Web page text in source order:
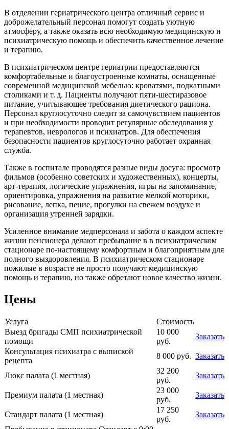
В отделении гериатрического центра отличный сервис и
доброжелательный персонал помогут создать уютную
атмосферу, а также оказать всю необходимую медицинскую и
психиатрическую помощь и обеспечить качественное лечение
и терапию.
В психиатрическом центре гериатрии предоставляются
комфортабельные и благоустроенные комнаты, оснащенные
современной медицинской мебелью: кроватями, подкатными
столиками и т. д. Пациенты получают пяти-шестиразовое
питание, учитывающее требования диетического рациона.
Персонал круглосуточно следит за самочувствием пациентов
и при необходимости проводит регулярные обследования у
терапевтов, неврологов и психиатров. Для обеспечения
безопасности пациентов круглосуточно работает охранная
служба.
Также в госпитале проводятся разные виды досуга: просмотр
фильмов (особенно советских и художественных), концерты,
арт-терапия, логические упражнения, игры на запоминание,
ориентировка, упражнения на развитие мелкой моторики,
рисование, лепка, пение, прогулки на свежем воздухе и
организация утренней зарядки.
Усиленное внимание медперсонала и забота о каждом аспекте
жизни пенсионера делают пребывание в в психиатрическом
стационаре по-настоящему комфортным и благоприятным для
полного выздоровления. В психиатрическом стационаре
пожилые в возрасте не просто получают медицинскую
помощь и терапию, но также обретают новое качество жизни.
Цены
Услуга
Стоимость
Выезд бригады СМП психиатрической
помощи
10 000
руб.
Заказать
Консультация психиатра с выпиской
рецепта
8 000 руб. Заказать
Люкс палата (1 местная)
32 200
руб.
Заказать
Премиум палата (1 местная)
23 000
руб.
Заказать
Стандарт палата (1 местная)
17 250
руб.
Заказать